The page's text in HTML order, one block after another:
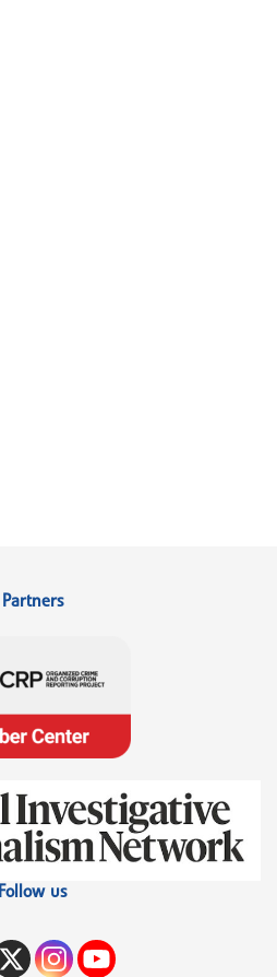
Partners
Follow us